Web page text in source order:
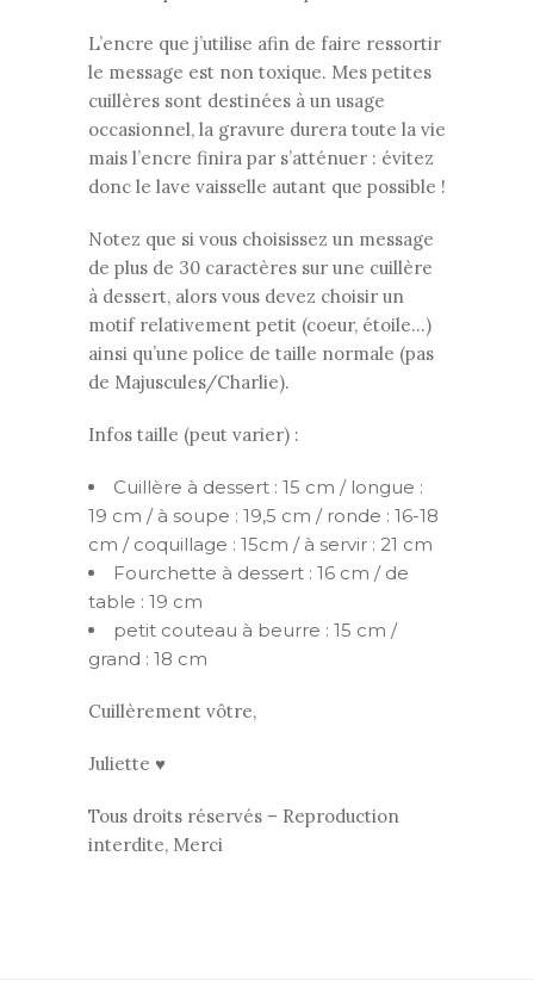
L’encre que j’utilise afin de faire ressortir
le message est non toxique. Mes petites
cuillères sont destinées à un usage
occasionnel, la gravure durera toute la vie
mais l’encre finira par s’atténuer : évitez
donc le lave vaisselle autant que possible !
Notez que si vous choisissez un message
de plus de 30 caractères sur une cuillère
à dessert, alors vous devez choisir un
motif relativement petit (coeur, étoile…)
ainsi qu’une police de taille normale (pas
de Majuscules/Charlie).
Infos taille (peut varier) :
Cuillère à dessert : 15 cm / longue :
19 cm / à soupe : 19,5 cm / ronde : 16-18
cm / coquillage : 15cm / à servir : 21 cm
Fourchette à dessert : 16 cm / de
table : 19 cm
petit couteau à beurre : 15 cm /
grand : 18 cm
Cuillèrement vôtre,
Juliette ♥
Tous droits réservés – Reproduction
interdite, Merci